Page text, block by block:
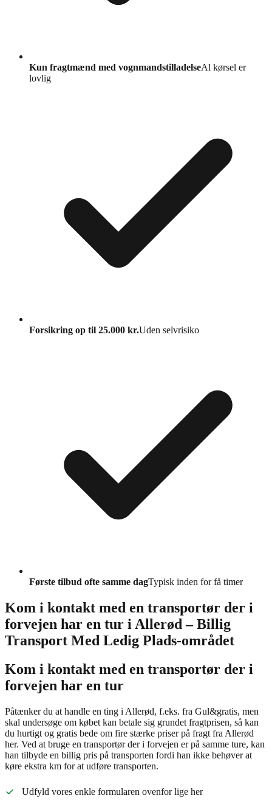
Kun fragtmænd med vognmandstilladelseAl kørsel er
lovlig
Forsikring op til 25.000 kr.Uden selvrisiko
Første tilbud ofte samme dagTypisk inden for få timer
Kom i kontakt med en transportør der i
forvejen har en tur i Allerød – Billig
Transport Med Ledig Plads-området
Kom i kontakt med en transportør der i
forvejen har en tur
Påtænker du at handle en ting i Allerød, f.eks. fra Gul&gratis, men
skal undersøge om købet kan betale sig grundet fragtprisen, så kan
du hurtigt og gratis bede om fire stærke priser på fragt fra Allerød
her. Ved at bruge en transportør der i forvejen er på samme ture, kan
han tilbyde en billig pris på transporten fordi han ikke behøver at
køre ekstra km for at udføre transporten.
Udfyld vores enkle formularen ovenfor lige her